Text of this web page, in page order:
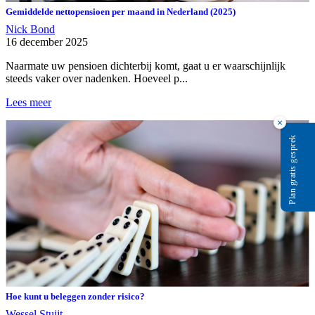
Gemiddelde nettopensioen per maand in Nederland (2025)
Nick Bond
16 december 2025
Naarmate uw pensioen dichterbij komt, gaat u er waarschijnlijk
steeds vaker over nadenken. Hoeveel p...
Lees meer
Hoe kunt u beleggen zonder risico?
×
Plan gratis gesprek